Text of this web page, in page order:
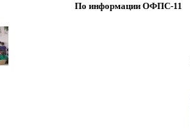
По информации ОФПС-11